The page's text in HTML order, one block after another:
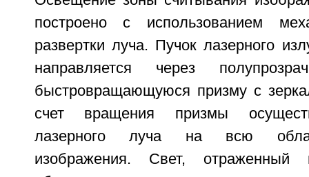
построено с использованием
развертки луча. Пучок лазерного
направляется через
быстровращающуюся призму с
счет вращения призмы
лазерного луча на всю
изображения. Свет, отраженный